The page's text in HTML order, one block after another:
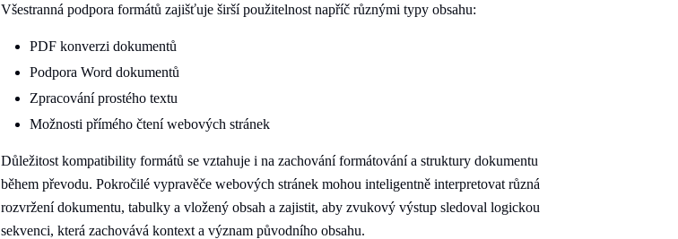
Všestranná podpora formátů zajišťuje širší použitelnost napříč různými typy obsahu:
PDF konverzi dokumentů
Podpora Word dokumentů
Zpracování prostého textu
Možnosti přímého čtení webových stránek
Důležitost kompatibility formátů se vztahuje i na zachování formátování a struktury dokumentu
během převodu. Pokročilé vypravěče webových stránek mohou inteligentně interpretovat různá
rozvržení dokumentu, tabulky a vložený obsah a zajistit, aby zvukový výstup sledoval logickou
sekvenci, která zachovává kontext a význam původního obsahu.